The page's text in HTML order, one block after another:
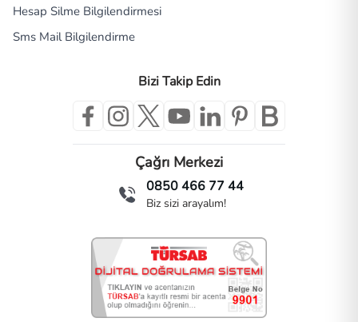
Hesap Silme Bilgilendirmesi
Sms Mail Bilgilendirme
Bizi Takip Edin
Çağrı Merkezi
0850 466 77 44
Biz sizi arayalım!